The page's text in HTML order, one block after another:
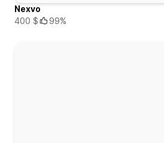
Nexvo
400 $
99%